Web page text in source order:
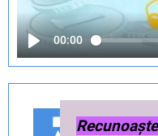
00:00